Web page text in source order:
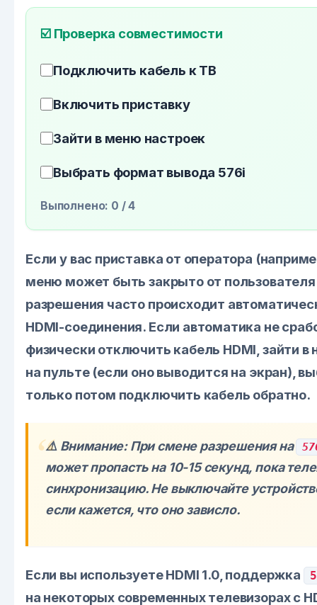
☑️ Проверка совместимости
Подключить кабель к ТВ
Включить приставку
Зайти в меню настроек
Выбрать формат вывода 576i
Выполнено: 0 / 4
Если у вас приставка от оператора
меню может быть закрыто от
разрешения часто происходит
HDMI-соединения. Если автоматика не
физически отключить кабель HDMI, зайти
на пульте (если оно выводится на экран),
только потом подключить кабель обратно.
⚠️ Внимание: При смене разрешения на
может пропасть на 10-15 секунд, пока
синхронизацию. Не выключайте
если кажется, что оно зависло.
Если вы используете HDMI 1.0, поддержка
на некоторых современных телевизорах с